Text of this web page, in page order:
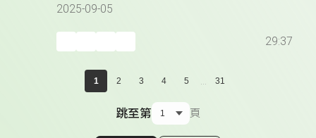
2025-09-05
29:37
1 2 3 4 5 ... 31
跳至第 頁